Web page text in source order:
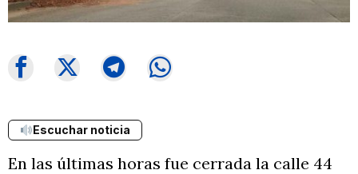
Escuchar noticia
En las últimas horas fue cerrada la calle 44